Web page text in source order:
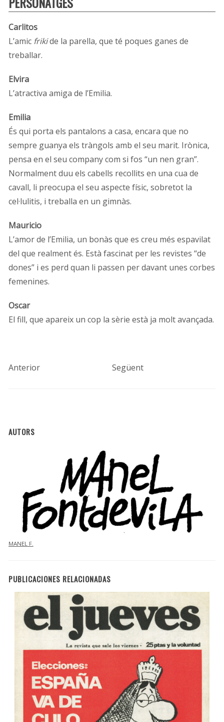
Carlitos
L’amic frikide la parella, que té poques ganes de
treballar.
Elvira
L’atractiva amiga de l’Emilia.
Emilia
És qui porta els pantalons a casa, encara que no
sempre guanya els tràngols amb el seu marit. Irònica,
pensa en el seu company com si fos “un nen gran”.
Normalment duu els cabells recollits en una cua de
cavall, li preocupa el seu aspecte físic, sobretot la
cel·lulitis, i treballa en un gimnàs.
Mauricio
L’amor de l’Emilia, un bonàs que es creu més espavilat
del que realment és. Està fascinat per les revistes “de
dones” i es perd quan li passen per davant unes corbes
femenines.
Oscar
El fill, que apareix un cop la sèrie està ja molt avançada.
Anterior Següent
AUTORS
MANEL F.
PUBLICACIONES RELACIONADAS